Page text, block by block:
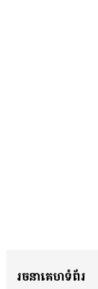
រចនាគេហទំព័រ